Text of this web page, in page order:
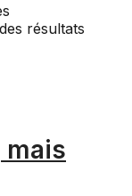
résultats
mais